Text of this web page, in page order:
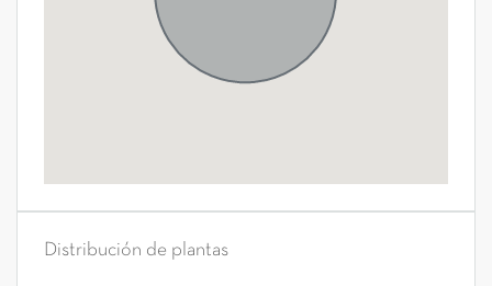
Distribución de plantas